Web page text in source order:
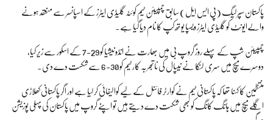
پاکستان سپر لیگ (پی ایس ایل) سابق چمپیئن ٹیم کوئٹہ گلیڈی ایٹرز کے اسپانسر سے منعقد ہونے
والےایونٹ کو گلیڈی ایٹرز ویسپا یوتھ کپ کا نام دیا گیا ہے۔
چمپیئن شپ کے پہلے روز گروپ بی میں بھارت نے انڈونیشیا کو 29-7 کے اسکور سے زیر کیا،
دوسرے میچ میں سری لنکا نے نیپال کی ناتجربہ کار ٹیم کو 30-6 سے شکست دے دی۔
منتظمین کا کہنا تھا کہ پاکستانی ٹیم نے کوارٹر فائنل کے لیے کوالیفائی کر لیا ہے اور اگر پاکستانی کھلاڑی
اگلے میچ میں ہانگ کانگ کو بھی شکست دے دیتے ہیں تو اپنے گروپ میں پاکستان کی پہلی پوزیشن